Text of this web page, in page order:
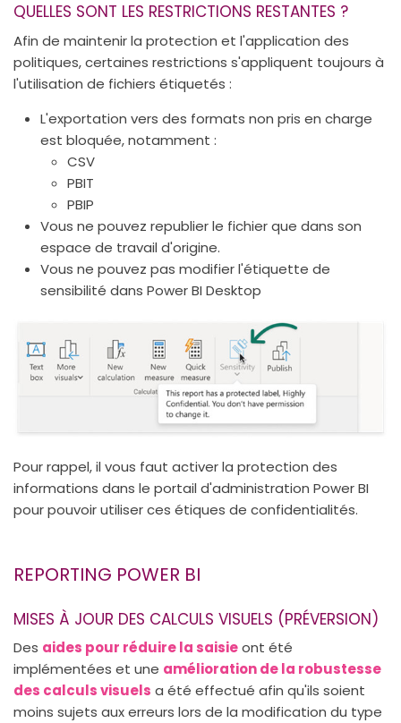
QUELLES SONT LES RESTRICTIONS RESTANTES ?
Afin de maintenir la protection et l'application des
politiques, certaines restrictions s'appliquent toujours à
l'utilisation de fichiers étiquetés :
L'exportation vers des formats non pris en charge
est bloquée, notamment :
CSV
PBIT
PBIP
Vous ne pouvez republier le fichier que dans son
espace de travail d'origine.
Vous ne pouvez pas modifier l'étiquette de
sensibilité dans Power BI Desktop
Pour rappel, il vous faut activer la protection des
informations dans le portail d'administration Power BI
pour pouvoir utiliser ces étiques de confidentialités.
REPORTING POWER BI
MISES À JOUR DES CALCULS VISUELS (PRÉVERSION)
Des aides pour réduire la saisieont été
implémentées et une amélioration de la robustesse
des calculs visuels a été effectué afin qu'ils soient
moins sujets aux erreurs lors de la modification du type